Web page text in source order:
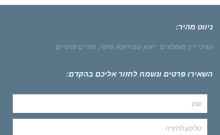
ניווט מהיר:
עורכי דין מומלצים. ייעוץ עם רופא פרטי, מורים פרטיים.
השאירו פרטים ונשמח לחזור אליכם בהקדם: